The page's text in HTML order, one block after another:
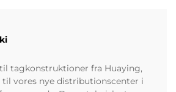
tagkonstruktioner fra Huaying,
til vores nye distributionscenter i